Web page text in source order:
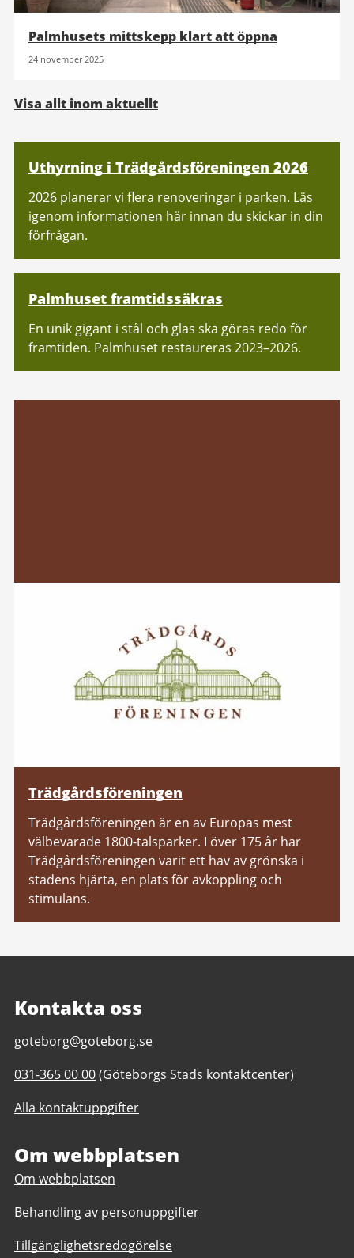
Palmhusets mittskepp klart att öppna
24 november 2025
Visa allt inom aktuellt
Relaterad
information
Uthyrning i Trädgårdsföreningen 2026
2026 planerar vi flera renoveringar i parken. Läs
igenom informationen här innan du skickar in din
förfrågan.
Palmhuset framtidssäkras
En unik gigant i stål och glas ska göras redo för
framtiden. Palmhuset restaureras 2023–2026.
Trädgårdsföreningen
Trädgårdsföreningen är en av Europas mest
välbevarade 1800-talsparker. I över 175 år har
Trädgårdsföreningen varit ett hav av grönska i
stadens hjärta, en plats för avkoppling och
stimulans.
Kontakta oss
E-
till
Trädgårdsföreningen
goteborg@goteborg.se
Telefonnummer
Trädgårdsföreningen
031-365 00 00(Göteborgs Stads kontaktcenter)
Alla kontaktuppgifter
Om webbplatsen
Om webbplatsen
Behandling av personuppgifter
Tillgänglighetsredogörelse